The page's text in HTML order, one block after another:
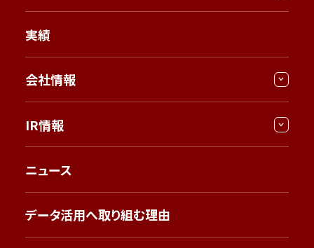
実績
会社情報
IR情報
ニュース
データ活用へ取り組む理由